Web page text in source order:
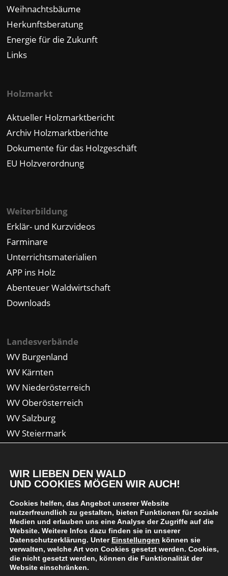
Weihnachtsbäume
Herkunftsberatung
Energie für die Zukunft
Links
Holzmarkt
Aktueller Holzmarktbericht
Archiv Holzmarktberichte
Dokumente für das Holzgeschäft
EU Holzverordnung
Weiterbildung
Erklär- und Kurzvideos
Farminare
Unterrichtsmaterialien
APP ins Holz
Abenteuer Waldwirtschaft
Downloads
Landesverbände
WV Burgenland
WV Kärnten
WV Niederösterreich
WV Oberösterreich
WV Salzburg
WV Steiermark
© 2024 Waldverband Österreich | designed von
WIR LIEBEN DEN WALD
UND COOKIES MÖGEN WIR AUCH!
Cookies helfen, das Angebot unserer Website
nutzerfreundlich zu gestalten, bieten Funktionen für soziale
Medien und erlauben uns eine Analyse der Zugriffe auf die
Website. Weitere Infos dazu finden sie in unserer
Datenschutzerklärung. Unter Einstellungen können sie
verwalten, welche Art von Cookies gesetzt werden. Cookies,
die nicht gesetzt werden, können die Funktionalität der
Website einschränken.